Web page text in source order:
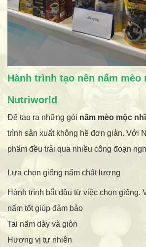
Hành trình tạo nên nấm mèo
Nutriworld
Để tạo ra những gói nấm mèo mộc nhĩ
trình sản xuất không hề đơn giản. Với
phẩm đều trải qua nhiều công đoạn
Lựa chọn giống nấm chất lượng
Hành trình bắt đầu từ việc chọn giống.
nấm tốt giúp đảm bảo
Tai nấm dày và giòn
Hương vị tự nhiên